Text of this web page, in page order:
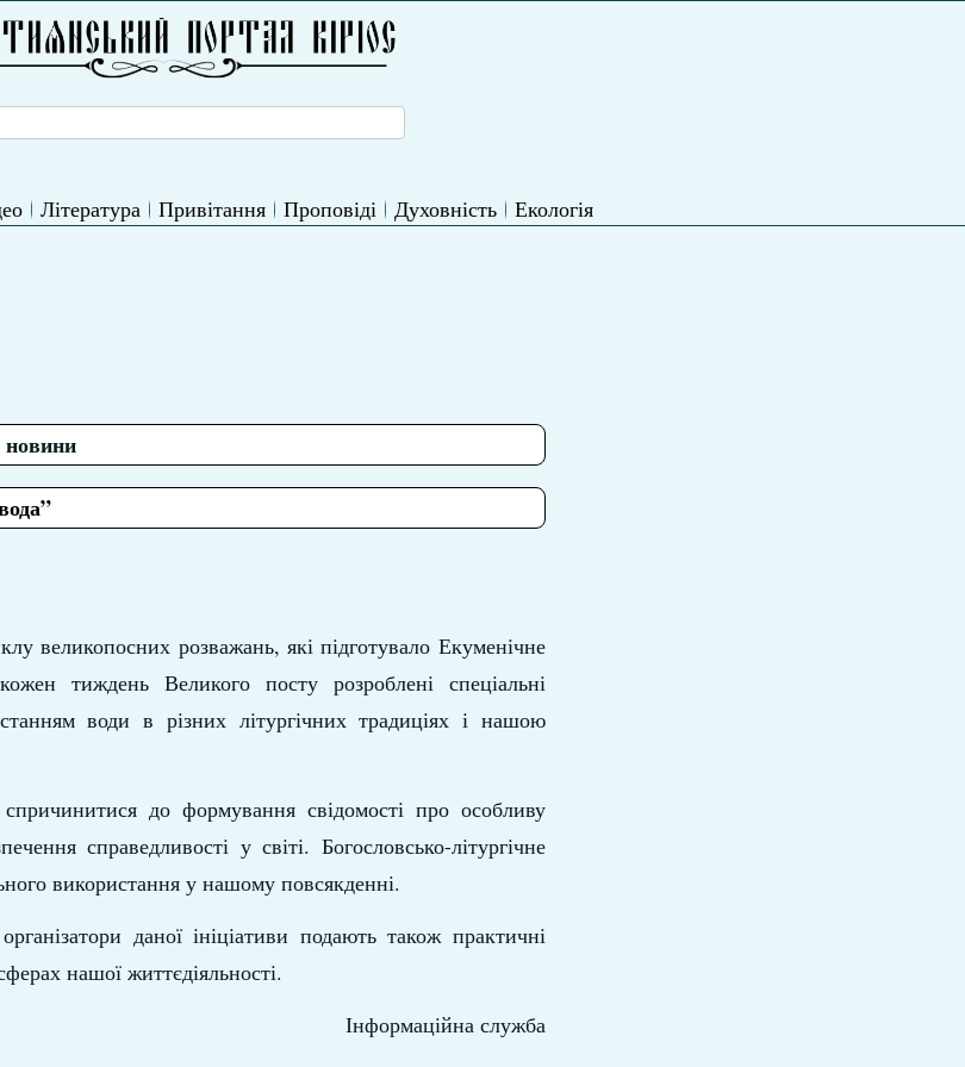
Література Привітання Проповіді Духовність Екологія
новини
великопосних розважань, які підготувало Екуменічне
тиждень Великого посту розроблені спеціальні
води в різних літургічних традиціях і нашою
до формування свідомості про особливу
справедливості у світі. Богословсько-літургічне
використання у нашому повсякденні.
даної ініціативи подають також практичні
нашої життєдіяльності.
Інформаційна служба